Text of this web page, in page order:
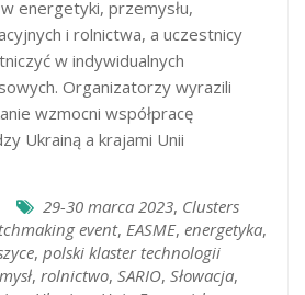
energetyki, przemysłu,
i rolnictwa, a uczestnicy
w indywidualnych
Organizatorzy wyrazili
wzmocni współpracę
Ukrainą a krajami Unii
29-30 marca 2023, Clusters
event, EASME, energetyka,
, polski klaster technologii
, rolnictwo, SARIO, Słowacja,